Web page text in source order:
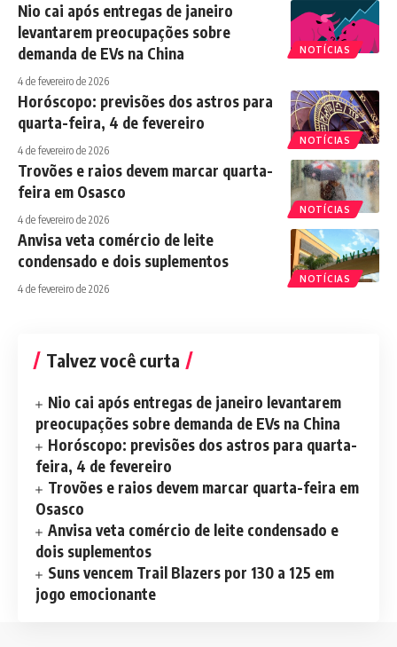
NOTÍCIAS
Nio cai após entregas de janeiro
levantarem preocupações sobre
demanda de EVs na China
4 de fevereiro de 2026
NOTÍCIAS
Horóscopo: previsões dos astros para
quarta-feira, 4 de fevereiro
4 de fevereiro de 2026
NOTÍCIAS
Trovões e raios devem marcar quarta-
feira em Osasco
4 de fevereiro de 2026
NOTÍCIAS
Anvisa veta comércio de leite
condensado e dois suplementos
4 de fevereiro de 2026
Talvez você curta
Nio cai após entregas de janeiro levantarem
preocupações sobre demanda de EVs na China
Horóscopo: previsões dos astros para quarta-
feira, 4 de fevereiro
Trovões e raios devem marcar quarta-feira em
Osasco
Anvisa veta comércio de leite condensado e
dois suplementos
Suns vencem Trail Blazers por 130 a 125 em
jogo emocionante